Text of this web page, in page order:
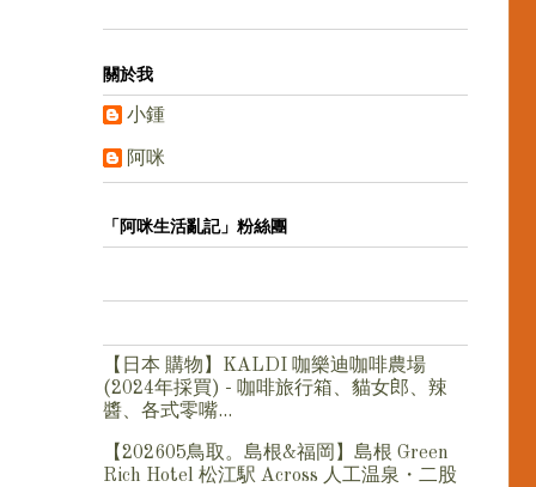
關於我
小鍾
阿咪
「阿咪生活亂記」粉絲團
【日本 購物】KALDI 咖樂迪咖啡農場
(2024年採買) - 咖啡旅行箱、貓女郎、辣
醬、各式零嘴...
【202605鳥取。島根&福岡】島根 Green
Rich Hotel 松江駅 Across 人工温泉・二股